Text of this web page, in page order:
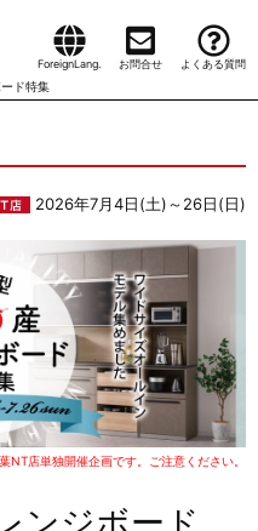
ForeignLang. お問合せ よくある質問
ド特集
2026年7月4日(土)～26日(日)
NT店単独開催企画です。ご注意ください。
ンジボード